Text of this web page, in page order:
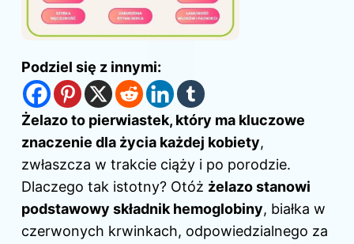
Podziel się z innymi:
Żelazo to pierwiastek, który ma kluczowe
znaczenie dla życia każdej kobiety,
zwłaszcza w trakcie ciąży i po porodzie.
Dlaczego tak istotny? Otóż żelazo stanowi
podstawowy składnik hemoglobiny, białka w
czerwonych krwinkach, odpowiedzialnego za